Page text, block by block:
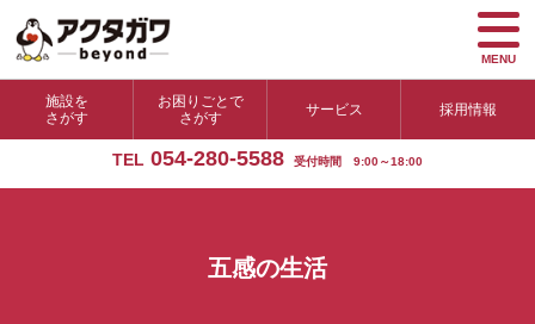
施設を
さがす
お困りごとで
さがす
サービス 採用情報
TEL 054-280-5588 受付時間 9:00～18:00
MENU
五感の生活